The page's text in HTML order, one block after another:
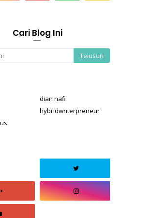
Cari Blog Ini
dian nafi
hybridwriterpreneur